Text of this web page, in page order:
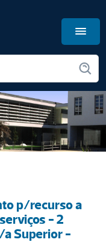
p/recurso a
- 2
a Superior -